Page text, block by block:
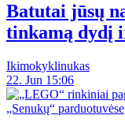
Batutai jūsų
tinkamą dydį
Ikimokyklinukas
22. Jun 15:06